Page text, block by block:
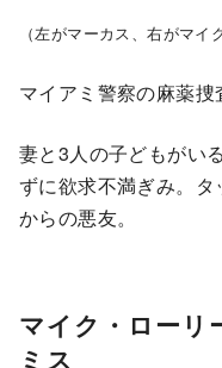
（左がマーカス、右がマ
マイアミ警察の麻薬捜
妻と3人の子どもがい
ずに欲求不満ぎみ。
からの悪友。
マイク・ローリ
ミス